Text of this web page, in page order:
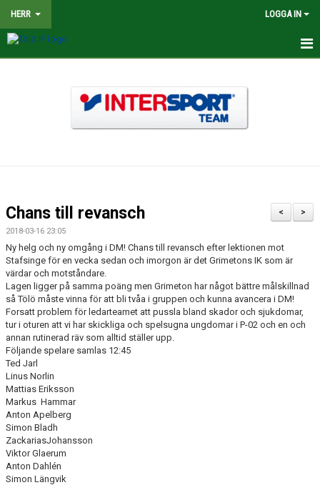
HERR LOGGA IN
BILDGALLERI
DOKUMENT
KONTAKT
>
<
Chans till revansch
2018-03-16 23:05
Ny helg och ny omgång i DM! Chans till revansch efter lektionen mot
Stafsinge för en vecka sedan och imorgon är det Grimetons IK som är
värdar och motståndare.
Lagen ligger på samma poäng men Grimeton har något bättre målskillnad
så Tölö måste vinna för att bli tvåa i gruppen och kunna avancera i DM!
Forsatt problem för ledarteamet att pussla bland skador och sjukdomar,
tur i oturen att vi har skickliga och spelsugna ungdomar i P-02 och en och
annan rutinerad räv som alltid ställer upp.
Följande spelare samlas 12:45
Ted Jarl
Linus Norlin
Mattias Eriksson
Markus Hammar
Anton Apelberg
Simon Bladh
ZackariasJohansson
Viktor Glaerum
Anton Dahlén
Simon Längvik